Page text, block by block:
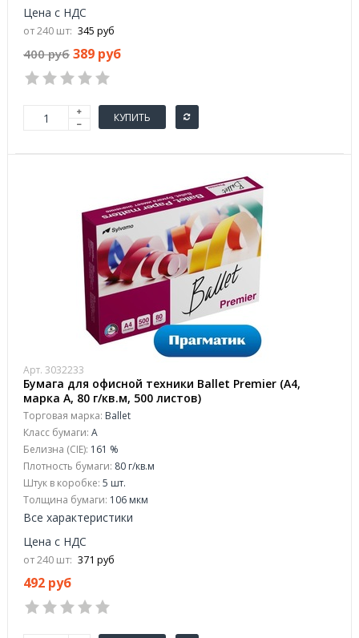
Цена с НДС
от 240 шт: 345 руб
400 руб 389 руб
КУПИТЬ
Арт. 3032233
Бумага для офисной техники Ballet Premier (А4,
марка A, 80 г/кв.м, 500 листов)
Торговая марка: Ballet
Класс бумаги: A
Белизна (CIE): 161 %
Плотность бумаги: 80 г/кв.м
Штук в коробке: 5 шт.
Толщина бумаги: 106 мкм
Все характеристики
Цена с НДС
от 240 шт: 371 руб
492 руб